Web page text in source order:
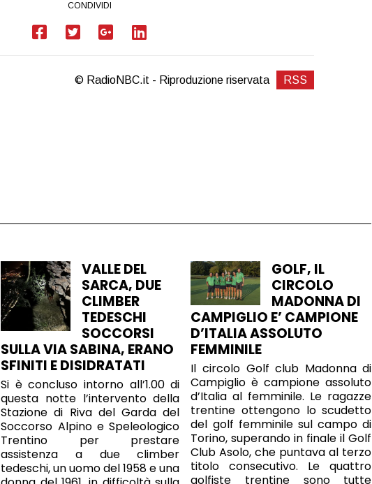
CONDIVIDI
© RadioNBC.it - Riproduzione riservata RSS
VALLE DEL
SARCA, DUE
CLIMBER
TEDESCHI
SOCCORSI
SULLA VIA SABINA, ERANO
SFINITI E DISIDRATATI
Si è concluso intorno all’1.00 di
questa notte l’intervento della
Stazione di Riva del Garda del
Soccorso Alpino e Speleologico
Trentino per prestare
assistenza a due climber
tedeschi, un uomo del 1958 e una
GOLF, IL
CIRCOLO
MADONNA DI
CAMPIGLIO E’ CAMPIONE
D’ITALIA ASSOLUTO
FEMMINILE
Il circolo Golf club Madonna di
Campiglio è campione assoluto
d’Italia al femminile. Le ragazze
trentine ottengono lo scudetto
del golf femminile sul campo di
Torino, superando in finale il Golf
Club Asolo, che puntava al terzo
titolo consecutivo. Le quattro
golfiste trentine sono tutte